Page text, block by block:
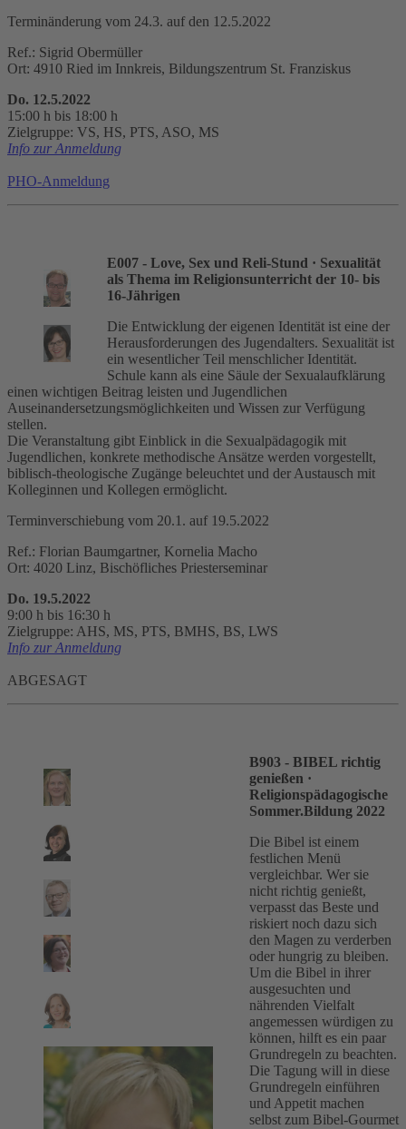
Terminänderung vom 24.3. auf den 12.5.2022
Ref.: Sigrid Obermüller
Ort: 4910 Ried im Innkreis, Bildungszentrum St. Franziskus
Do. 12.5.2022
15:00 h bis 18:00 h
Zielgruppe: VS, HS, PTS, ASO, MS
Info zur Anmeldung
PHO-Anmeldung
E007 - Love, Sex und Reli-Stund · Sexualität
als Thema im Religionsunterricht der 10- bis
16-Jährigen
Die Entwicklung der eigenen Identität ist eine der
Herausforderungen des Jugendalters. Sexualität ist
ein wesentlicher Teil menschlicher Identität.
Schule kann als eine Säule der Sexualaufklärung
einen wichtigen Beitrag leisten und Jugendlichen
Auseinandersetzungsmöglichkeiten und Wissen zur Verfügung
stellen.
Die Veranstaltung gibt Einblick in die Sexualpädagogik mit
Jugendlichen, konkrete methodische Ansätze werden vorgestellt,
biblisch-theologische Zugänge beleuchtet und der Austausch mit
Kolleginnen und Kollegen ermöglicht.
Terminverschiebung vom 20.1. auf 19.5.2022
Ref.: Florian Baumgartner, Kornelia Macho
Ort: 4020 Linz, Bischöfliches Priesterseminar
Do. 19.5.2022
9:00 h bis 16:30 h
Zielgruppe: AHS, MS, PTS, BMHS, BS, LWS
Info zur Anmeldung
ABGESAGT
B903 - BIBEL richtig
genießen ·
Religionspädagogische
Sommer.Bildung 2022
Die Bibel ist einem
festlichen Menü
vergleichbar. Wer sie
nicht richtig genießt,
verpasst das Beste und
riskiert noch dazu sich
den Magen zu verderben
oder hungrig zu bleiben.
Um die Bibel in ihrer
ausgesuchten und
nährenden Vielfalt
angemessen würdigen zu
können, hilft es ein paar
Grundregeln zu beachten.
Die Tagung will in diese
Grundregeln einführen
und Appetit machen
selbst zum Bibel-Gourmet